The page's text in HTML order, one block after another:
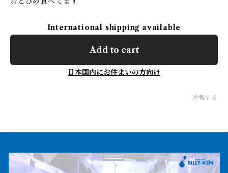
International shipping available
Add to cart
日本国内にお住まいの方向け
通報する